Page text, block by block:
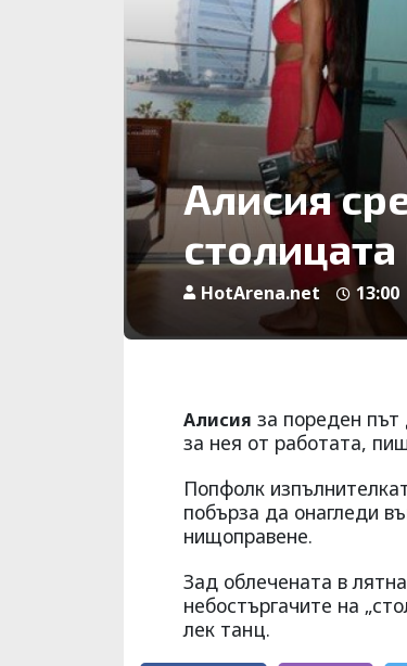
Алисия
HotArena.net
Алисия за пореден път
за нея от работата,
Попфолк
побърза да онагледи
нищоправене.
Зад облечената в
небостъргачите на
лек танц.